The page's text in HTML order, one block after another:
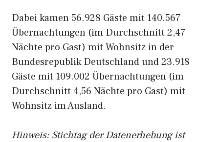
Dabei kamen 56.928 Gäste mit 140.567
Übernachtungen (im Durchschnitt 2,47
Nächte pro Gast) mit Wohnsitz in der
Bundesrepublik Deutschland und 23.918
Gäste mit 109.002 Übernachtungen (im
Durchschnitt 4,56 Nächte pro Gast) mit
Wohnsitz im Ausland.
Hinweis: Stichtag der Datenerhebung ist